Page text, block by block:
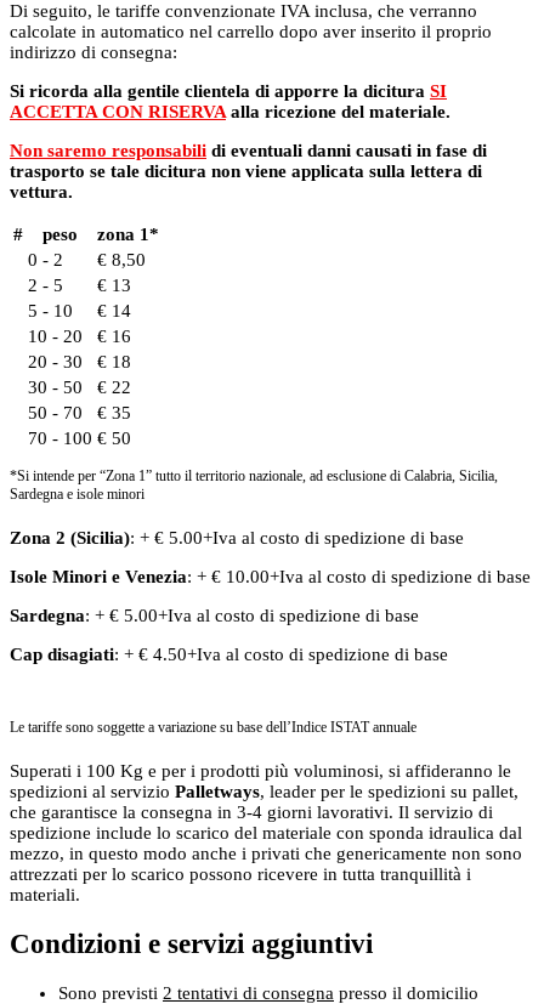
Di seguito, le tariffe convenzionate IVA inclusa, che verranno
calcolate in automatico nel carrello dopo aver inserito il proprio
indirizzo di consegna:
Si ricorda alla gentile clientela di apporre la dicitura SI
ACCETTA CON RISERVA alla ricezione del materiale.
Non saremo responsabili di eventuali danni causati in fase di
trasporto se tale dicitura non viene applicata sulla lettera di
vettura.
# peso
zona 1*
0 - 2
€ 8,50
2 - 5
€ 13
5 - 10
€ 14
10 - 20
€ 16
20 - 30
€ 18
30 - 50
€ 22
50 - 70
€ 35
70 - 100 € 50
*Si intende per “Zona 1” tutto il territorio nazionale, ad esclusione di Calabria, Sicilia,
Sardegna e isole minori
Zona 2 (Sicilia): + € 5.00+Iva al costo di spedizione di base
Isole Minori e Venezia: + € 10.00+Iva al costo di spedizione di base
Sardegna: + € 5.00+Iva al costo di spedizione di base
Cap disagiati: + € 4.50+Iva al costo di spedizione di base
Le tariffe sono soggette a variazione su base dell’Indice ISTAT annuale
Superati i 100 Kg e per i prodotti più voluminosi, si affideranno le
spedizioni al servizio Palletways, leader per le spedizioni su pallet,
che garantisce la consegna in 3-4 giorni lavorativi. Il servizio di
spedizione include lo scarico del materiale con sponda idraulica dal
mezzo, in questo modo anche i privati che genericamente non sono
attrezzati per lo scarico possono ricevere in tutta tranquillità i
materiali.
Condizioni e servizi aggiuntivi
Sono previsti 2 tentativi di consegna presso il domicilio